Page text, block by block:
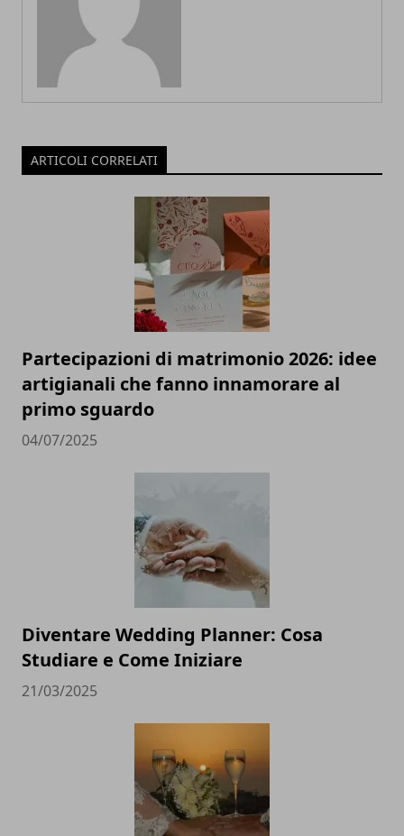
ARTICOLI CORRELATI
Partecipazioni di matrimonio 2026: idee
artigianali che fanno innamorare al
primo sguardo
04/07/2025
Diventare Wedding Planner: Cosa
Studiare e Come Iniziare
21/03/2025